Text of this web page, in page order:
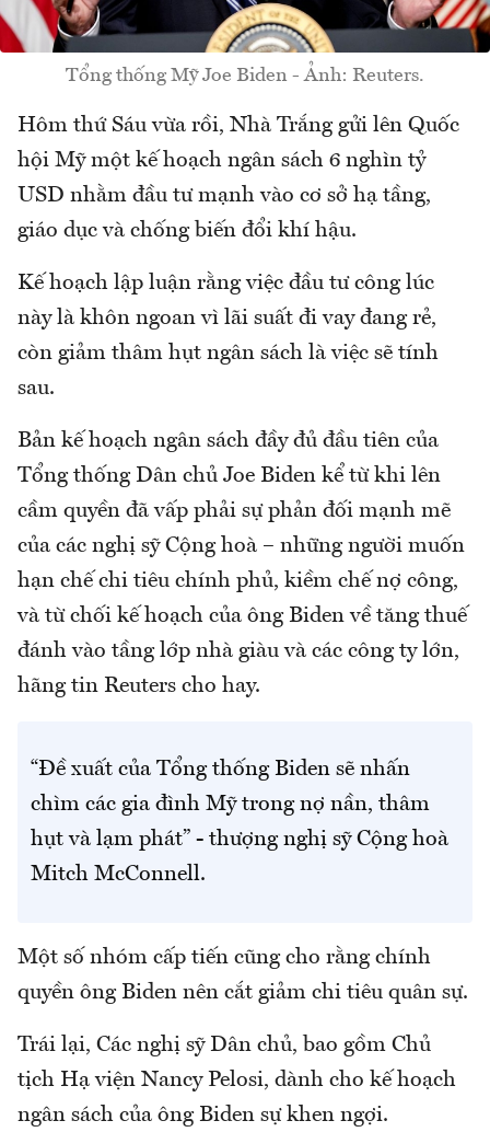
Tổng thống Mỹ Joe Biden - Ảnh: Reuters.
Hôm thứ Sáu vừa rồi, Nhà Trắng gửi lên Quốc
hội Mỹ một kế hoạch ngân sách 6 nghìn tỷ
USD nhằm đầu tư mạnh vào cơ sở hạ tầng,
giáo dục và chống biến đổi khí hậu.
Kế hoạch lập luận rằng việc đầu tư công lúc
này là khôn ngoan vì lãi suất đi vay đang rẻ,
còn giảm thâm hụt ngân sách là việc sẽ tính
sau.
Bản kế hoạch ngân sách đầy đủ đầu tiên của
Tổng thống Dân chủ Joe Biden kể từ khi lên
cầm quyền đã vấp phải sự phản đối mạnh mẽ
của các nghị sỹ Cộng hoà – những người muốn
hạn chế chi tiêu chính phủ, kiềm chế nợ công,
và từ chối kế hoạch của ông Biden về tăng thuế
đánh vào tầng lớp nhà giàu và các công ty lớn,
hãng tin Reuters cho hay.
“Đề xuất của Tổng thống Biden sẽ nhấn
chìm các gia đình Mỹ trong nợ nần, thâm
hụt và lạm phát” - thượng nghị sỹ Cộng hoà
Mitch McConnell.
Một số nhóm cấp tiến cũng cho rằng chính
quyền ông Biden nên cắt giảm chi tiêu quân sự.
Trái lại, Các nghị sỹ Dân chủ, bao gồm Chủ
tịch Hạ viện Nancy Pelosi, dành cho kế hoạch
ngân sách của ông Biden sự khen ngợi.